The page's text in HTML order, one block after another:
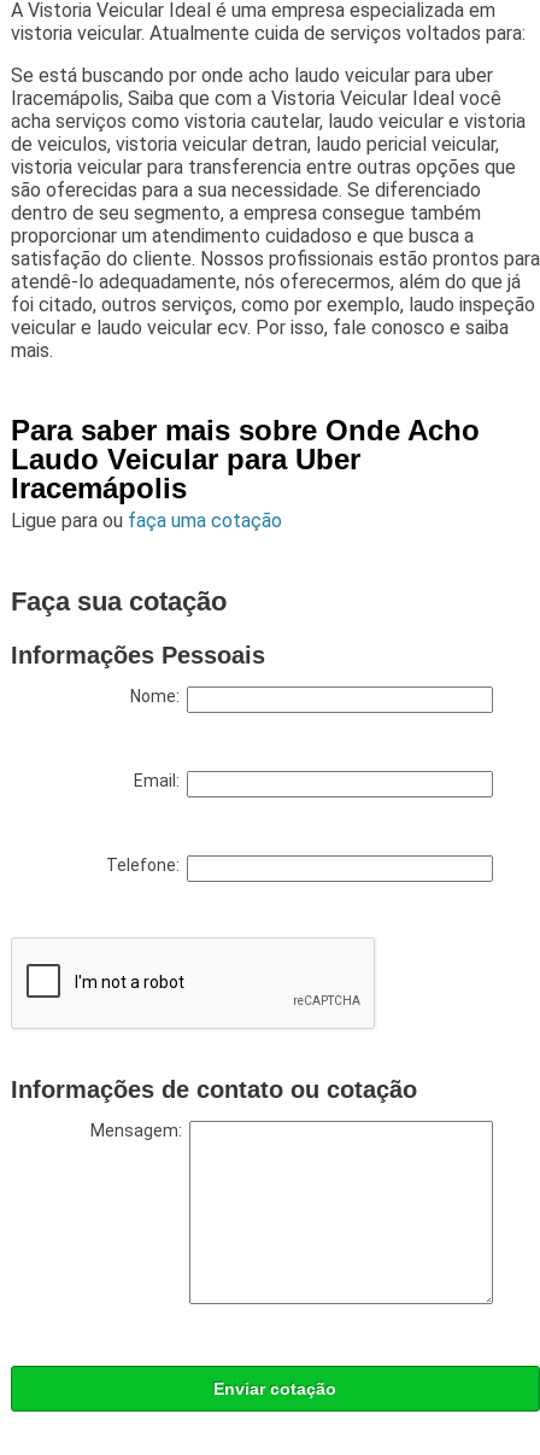
A Vistoria Veicular Ideal é uma empresa especializada em
vistoria veicular. Atualmente cuida de serviços voltados para:
Se está buscando por onde acho laudo veicular para uber
Iracemápolis, Saiba que com a Vistoria Veicular Ideal você
acha serviços como vistoria cautelar, laudo veicular e vistoria
de veiculos, vistoria veicular detran, laudo pericial veicular,
vistoria veicular para transferencia entre outras opções que
são oferecidas para a sua necessidade. Se diferenciado
dentro de seu segmento, a empresa consegue também
proporcionar um atendimento cuidadoso e que busca a
satisfação do cliente. Nossos profissionais estão prontos para
atendê-lo adequadamente, nós oferecermos, além do que já
foi citado, outros serviços, como por exemplo, laudo inspeção
veicular e laudo veicular ecv. Por isso, fale conosco e saiba
mais.
Para saber mais sobre Onde Acho
Laudo Veicular para Uber
Iracemápolis
Ligue para ou faça uma cotação
Faça sua cotação
Informações Pessoais
Nome:
Email:
Telefone:
Informações de contato ou cotação
Mensagem:
Enviar cotação